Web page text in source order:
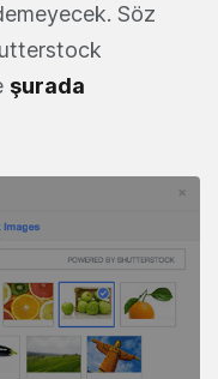
Söz
şurada